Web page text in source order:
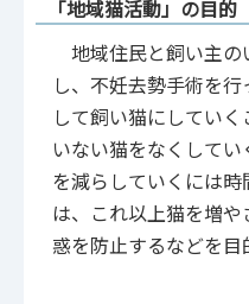
「地域猫活動」の目的
地域住民と飼い主の
し、不妊去勢手術を
して飼い猫にしてい
いない猫をなくして
を減らしていくには
は、これ以上猫を増
惑を防止するなどを目